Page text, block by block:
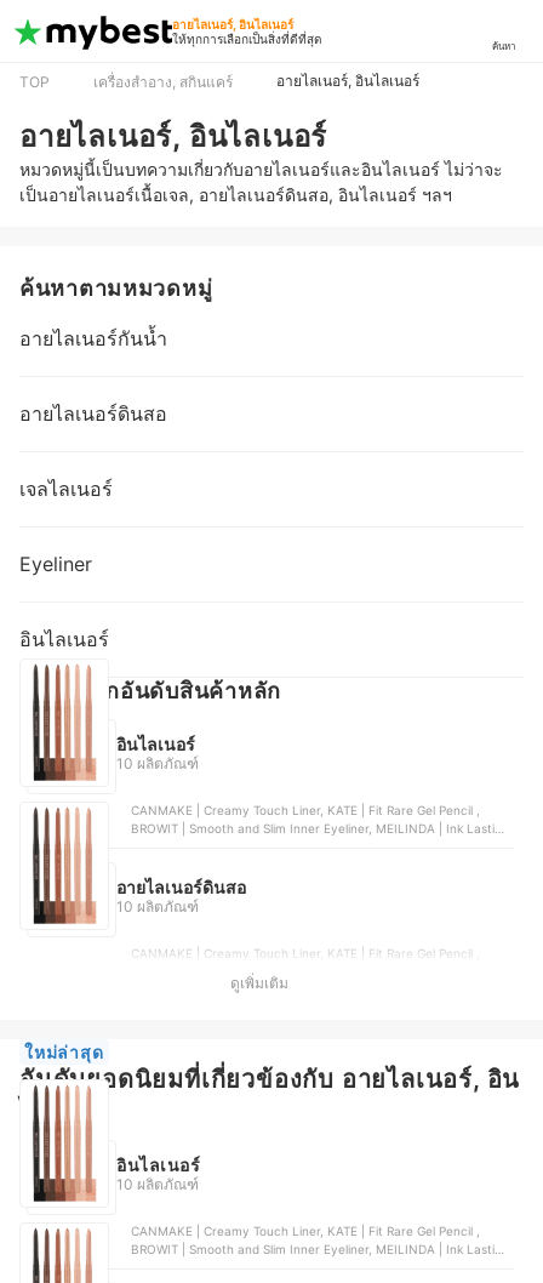
อายไลเนอร์, อินไลเนอร์
ให้ทุกการเลือกเป็นสิ่งที่ดีที่สุด
ค้นหา
TOP เครื่องสำอาง, สกินแคร์ อายไลเนอร์, อินไลเนอร์
อายไลเนอร์, อินไลเนอร์
หมวดหมู่นี้เป็นบทความเกี่ยวกับอายไลเนอร์และอินไลเนอร์ ไม่ว่าจะ
เป็นอายไลเนอร์เนื้อเจล, อายไลเนอร์ดินสอ, อินไลเนอร์ ฯลฯ
ค้นหาตามหมวดหมู่
อายไลเนอร์กันน้ำ
อายไลเนอร์ดินสอ
เจลไลเนอร์
Eyeliner
อินไลเนอร์
ค้นหาจากอันดับสินค้าหลัก
อินไลเนอร์
10 ผลิตภัณฑ์
CANMAKE | Creamy Touch Liner, KATE | Fit Rare Gel Pencil ,
BROWIT | Smooth and Slim Inner Eyeliner, MEILINDA | Ink Lasting
อายไลเนอร์ดินสอ
10 ผลิตภัณฑ์
CANMAKE | Creamy Touch Liner, KATE | Fit Rare Gel Pencil ,
Liner, Browit | Smooth and Slim Inner Eyeliner
ดูเพิ่มเติม
ใหม่ล่าสุด
อันดับยอดนิยมที่เกี่ยวข้องกับ อายไลเนอร์, อิน
ไลเนอร์
อินไลเนอร์
10 ผลิตภัณฑ์
CANMAKE | Creamy Touch Liner, KATE | Fit Rare Gel Pencil ,
BROWIT | Smooth and Slim Inner Eyeliner, MEILINDA | Ink Lasting